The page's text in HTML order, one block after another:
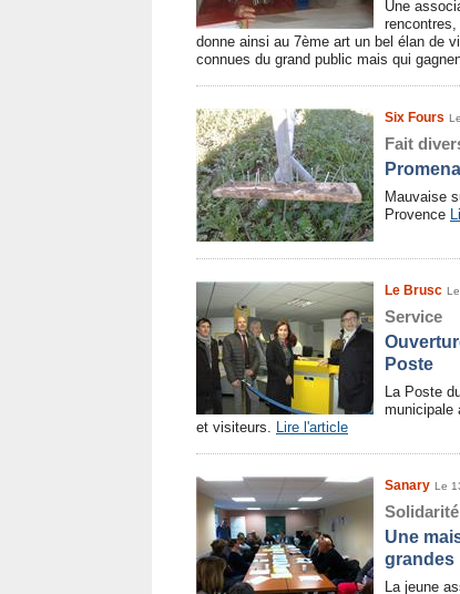
Une
donne ainsi au 7ème art un bel élan de
connues du grand public mais qui
Six Fours
Fait
Mauvaise
Provence
Le Brusc
Service
Poste
La Poste
municipale
et visiteurs. Lire l'article
Sanary Le
Solidarité
Une
grandes
La jeune